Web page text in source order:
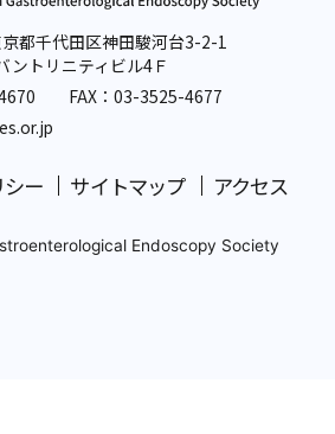
都千代田区神田駿河台3-2-1
ントリニティビル4Ｆ
FAX：03-3525-4677
ー サイトマップ アクセス
Endoscopy Society